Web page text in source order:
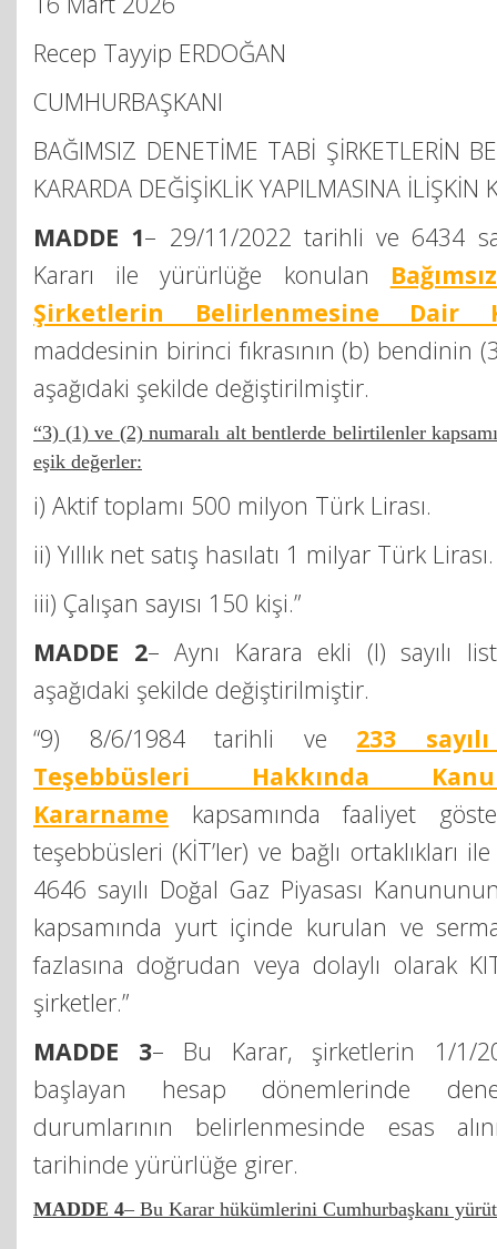
Recep Tayyip ERDOĞAN
CUMHURBAŞKANI
BAĞIMSIZ DENETİME TABİ ŞİRKETLERİN
KARARDA DEĞİŞİKLİK YAPILMASINA İLİŞKİN
MADDE 1– 29/11/2022 tarihli ve 6434
Kararı ile yürürlüğe konulan
Şirketlerin Belirlenmesine Dair
maddesinin birinci fıkrasının (b) bendinin
aşağıdaki şekilde değiştirilmiştir.
“3) (1) ve (2) numaralı alt bentlerde belirtilenler
eşik değerler:
i) Aktif toplamı 500 milyon Türk Lirası.
ii) Yıllık net satış hasılatı 1 milyar Türk Lirası.
iii) Çalışan sayısı 150 kişi.”
MADDE 2– Aynı Karara ekli (I) sayılı
aşağıdaki şekilde değiştirilmiştir.
“9) 8/6/1984 tarihli ve 233
Teşebbüsleri Hakkında
Kararname kapsamında faaliyet
teşebbüsleri (KİT’ler) ve bağlı ortaklıkları
4646 sayılı Doğal Gaz Piyasası
kapsamında yurt içinde kurulan ve
fazlasına doğrudan veya dolaylı olarak
şirketler.”
MADDE 3– Bu Karar, şirketlerin 1/1/
başlayan hesap dönemlerinde
durumlarının belirlenmesinde esas
tarihinde yürürlüğe girer.
MADDE 4– Bu Karar hükümlerini Cumhurbaşkanı